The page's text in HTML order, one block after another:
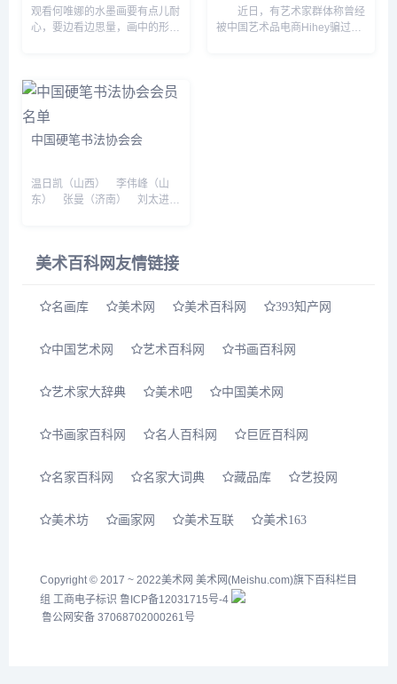
观看何唯娜的水墨画要有点儿耐
心，要边看边思量，画中的形象
染我们的心灵，直到进入浓密
化...
近日，有艺术家群体称曾经
被中国艺术品电商Hihey骗过作
中国硬笔书法协会会
温日凯（山西） 李伟峰（山
东） 张曼（济南） 刘太进
东） 曹振英（江苏） 李建军
美术百科网友情链接
名画库 美术网 美术百科网 393知产网
中国艺术网 艺术百科网 书画百科网
艺术家大辞典 美术吧 中国美术网
书画家百科网 名人百科网 巨匠百科网
名家百科网 名家大词典 藏品库 艺投网
美术坊 画家网 美术互联 美术163
Copyright © 2017 ~ 2022美术网 美术网(Meishu.com)旗下百科栏目
组 工商电子标识 鲁ICP备12031715号-4
鲁公网安备 37068702000261号